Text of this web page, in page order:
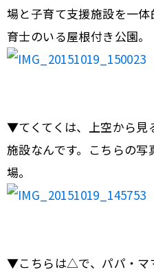
場と子育て支援施設を一
育士のいる屋根付き公園。
▼てくてくは、上空から
施設なんです。こちらの
場。
▼こちらは△で、パパ・マ